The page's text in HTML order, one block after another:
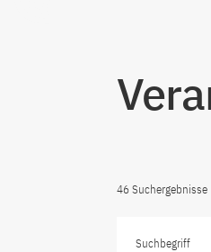
46 Suchergebnisse
Suchbegriff